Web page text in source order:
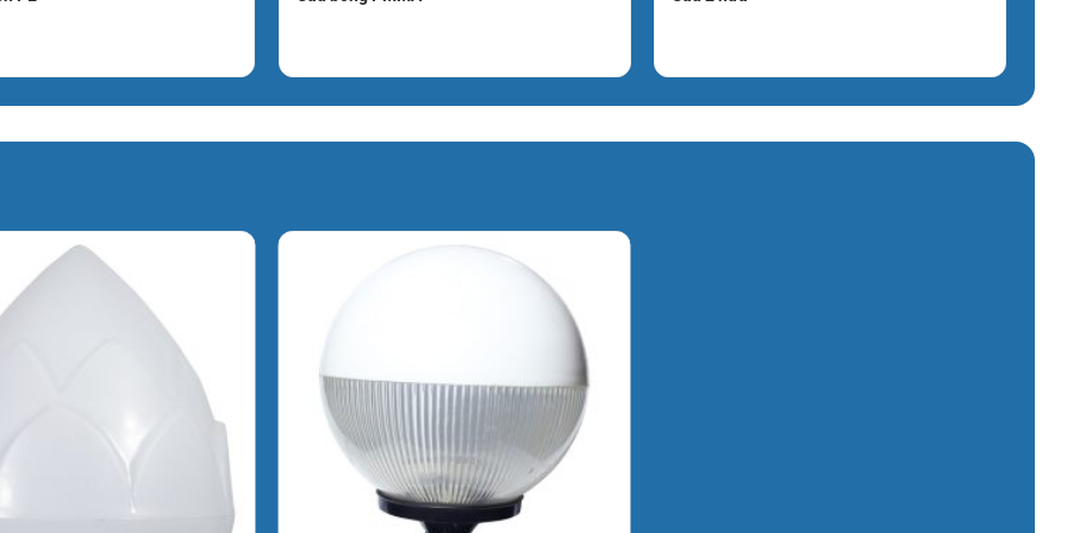
chuẩn kích thước và tương thích với hệ
thuật, hình ảnh thực tế của sản phẩm (như
thiết bị chiếu sáng uy tín. Khi truy cập
(CO/CQ) nếu mua cho dự án.
chỉ bán hàng, chúng tôi am hiểu về kỹ
Zalo hoặc Hotline để được tư vấn xem:
không?
mãi và bảng giá chiết khấu cao cho